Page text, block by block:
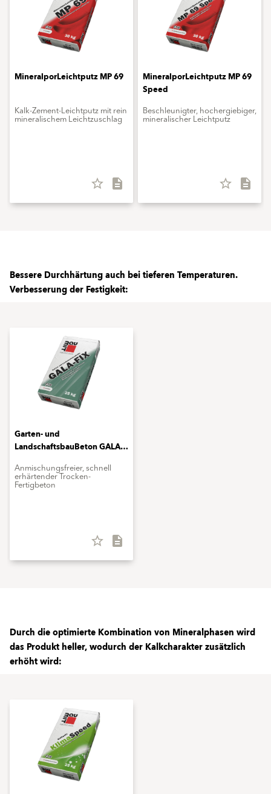
MineralporLeichtputz MP 69
Kalk-Zement-Leichtputz mit ­rein
mineralischem Leichtzuschlag
star_border description
MineralporLeichtputz MP 69
Speed
Beschleunigter, hochergiebiger,
mineralischer Leichtputz
star_border description
Bessere Durchhärtung auch bei tieferen Temperaturen.
Verbesserung der Festigkeit:
Garten- und
LandschaftsbauBeton GALA-
Anmischungsfreier, schnell
erhärtender Trocken-
Fertigbeton
star_border description
Durch die optimierte Kombination von Mineralphasen wird
das Produkt heller, wodurch der Kalkcharakter zusätzlich
erhöht wird: